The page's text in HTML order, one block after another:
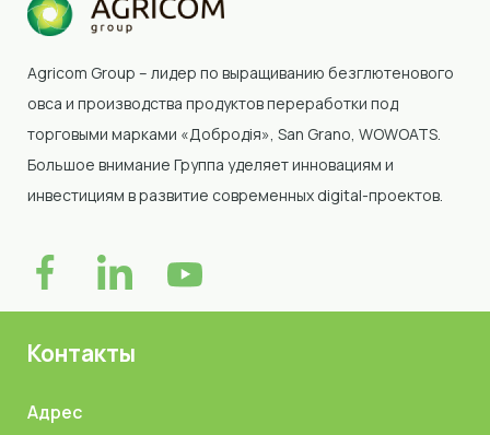
Agricom Group – лидер по выращиванию безглютенового
овса и производства продуктов переработки под
торговыми марками «Добродія», San Grano, WOWOATS.
Большое внимание Группа уделяет инновациям и
инвестициям в развитие современных digital-проектов.
Контакты
Адрес